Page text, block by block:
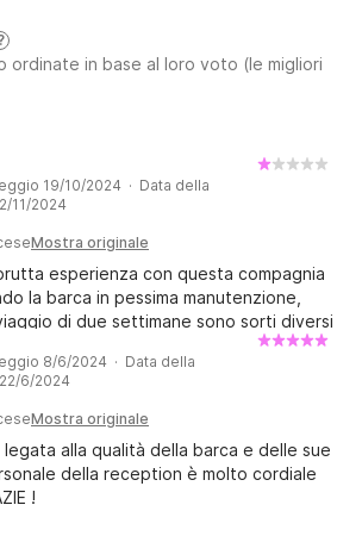
ordinate in base al loro voto (le migliori
19/10/2024 · Data della
11/2024
Mostra originale
esperienza con questa compagnia
la barca in pessima manutenzione,
di due settimane sono sorti diversi
difettoso quindi problema
dal secondo giorno. - Numerose
acqua nella barca non appena ha
non era utilizzabile, tutta la
e una cuccetta ha preso acqua. - si è
rinvio del genoa durante la navigazione
riparazione ma era stata eseguita
8/6/2024 · Data della
6/2024
Mostra originale
legata alla qualità della barca e delle sue
della reception è molto cordiale
!